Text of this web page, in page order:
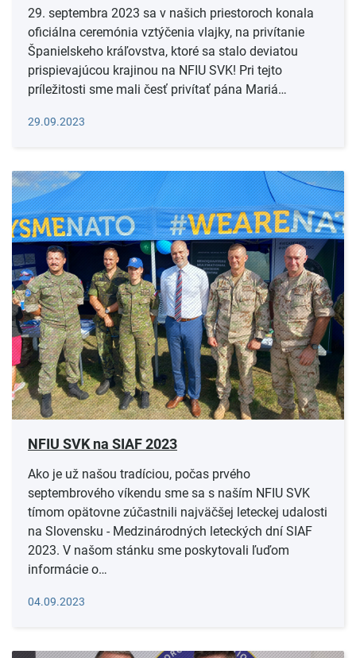
29. septembra 2023 sa v našich priestoroch konala
oficiálna ceremónia vztýčenia vlajky, na privítanie
Španielskeho kráľovstva, ktoré sa stalo deviatou
prispievajúcou krajinou na NFIU SVK! Pri tejto
príležitosti sme mali česť privítať pána Mariá…
29.09.2023
NFIU SVK na SIAF 2023
Ako je už našou tradíciou, počas prvého
septembrového víkendu sme sa s naším NFIU SVK
tímom opätovne zúčastnili najväčšej leteckej udalosti
na Slovensku - Medzinárodných leteckých dní SIAF
2023. V našom stánku sme poskytovali ľuďom
informácie o…
04.09.2023